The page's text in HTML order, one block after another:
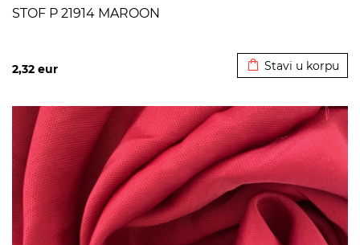
STOF P 21914 MAROON
2,32 eur Stavi u korpu